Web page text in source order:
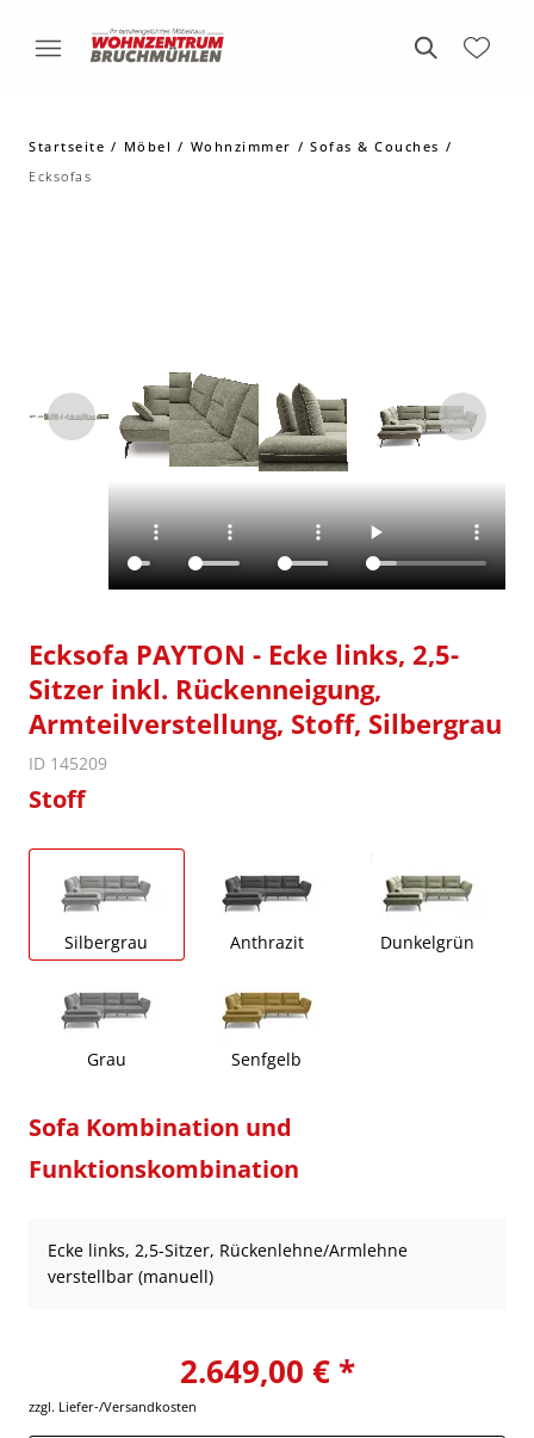
Startseite Möbel Wohnzimmer
Sofas & Couches
Ecksofas
Ecksofa PAYTON - Ecke links, 2,5-
Sitzer inkl. Rückenneigung,
Armteilverstellung, Stoff, Silbergrau
ID 145209
Stoff
Silbergrau Anthrazit Dunkelgrün
Grau Senfgelb
Sofa Kombination und
Funktionskombination
Ecke links, 2,5-Sitzer, Rückenlehne/Armlehne
verstellbar (manuell)
2.649,00 € *
zzgl. Liefer-/Versandkosten